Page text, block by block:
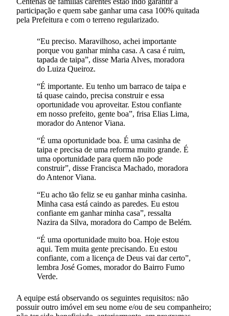
participação e quem sabe ganhar uma casa 100% quitada
pela Prefeitura e com o terreno regularizado.
“Eu preciso. Maravilhoso, achei importante
porque vou ganhar minha casa. A casa é ruim,
tapada de taipa”, disse Maria Alves, moradora
do Luiza Queiroz.
“É importante. Eu tenho um barraco de taipa e
tá quase caindo, precisa construir e essa
oportunidade vou aproveitar. Estou confiante
em nosso prefeito, gente boa”, frisa Elias Lima,
morador do Antenor Viana.
“É uma oportunidade boa. É uma casinha de
taipa e precisa de uma reforma muito grande. É
uma oportunidade para quem não pode
construir”, disse Francisca Machado, moradora
do Antenor Viana.
“Eu acho tão feliz se eu ganhar minha casinha.
Minha casa está caindo as paredes. Eu estou
confiante em ganhar minha casa”, ressalta
Nazira da Silva, moradora do Campo de Belém.
“É uma oportunidade muito boa. Hoje estou
aqui. Tem muita gente precisando. Eu estou
confiante, com a licença de Deus vai dar certo”,
lembra José Gomes, morador do Bairro Fumo
Verde.
A equipe está observando os seguintes requisitos: não
possuir outro imóvel em seu nome e/ou de seu companheiro;